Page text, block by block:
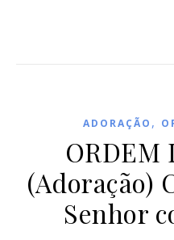
ADORAÇÃO ,
ORDEM
(Adoração)
Senhor